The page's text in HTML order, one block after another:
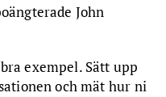
John
exempel. Sätt upp
och mät hur ni